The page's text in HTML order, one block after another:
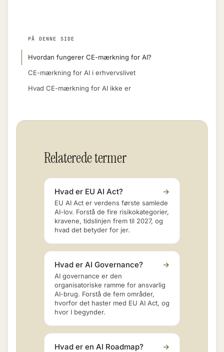
PÅ DENNE SIDE
Hvordan fungerer CE-mærkning for AI?
CE-mærkning for AI i erhvervslivet
Hvad CE-mærkning for AI ikke er
Relaterede termer
Hvad er EU AI Act? →
EU AI Act er verdens første samlede
AI-lov. Forstå de fire risikokategorier,
kravene, tidslinjen frem til 2027, og
hvad det betyder for jer.
Hvad er AI Governance? →
AI governance er den
organisatoriske ramme for ansvarlig
AI-brug. Forstå de fem områder,
hvorfor det haster med EU AI Act, og
hvor I begynder.
Hvad er en AI Roadmap? →